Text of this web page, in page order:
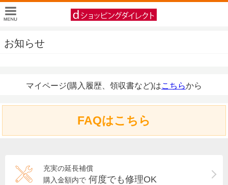
お知らせ
マイページ(購入履歴、領収書など)はこちらから
FAQはこちら
充実の延長補償
購入金額内で 何度でも修理OK